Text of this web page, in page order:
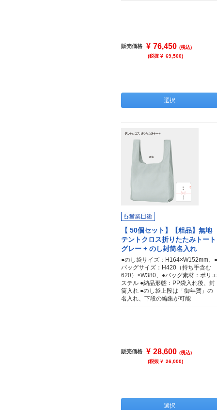
販売価格 ¥ 76,450 (税込)
(税抜 ¥ 69,500)
選択
【 50個セット】【粗品】無地
テントクロス折りたたみトート
グレー + のし封筒名入れ
●のし袋サイズ：H164×W152mm、●
バッグサイズ：H420（持ち手含む
620）×W380、●バッグ素材：ポリエ
ステル ●納品形態：PP袋入れ後、封
筒入れ ●のし袋上段は「御年賀」の
名入れ、下段の編集が可能
販売価格 ¥ 28,600 (税込)
(税抜 ¥ 26,000)
選択